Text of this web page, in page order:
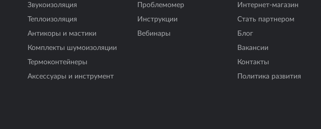
Звукоизоляция
Теплоизоляция
Антикоры и мастики
Комплекты шумоизоляции
Термоконтейнеры
Аксесcуары и инструмент
Проблемомер
Инструкции
Вебинары
Интернет-магазин
Стать партнером
Блог
Вакансии
Контакты
Политика развития